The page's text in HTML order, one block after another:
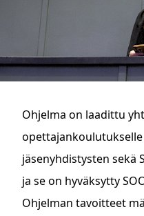
Ohjelma on laadittu
jäsenyhdistysten sekä
ja se on hyväksytty
Ohjelman tavoitteet